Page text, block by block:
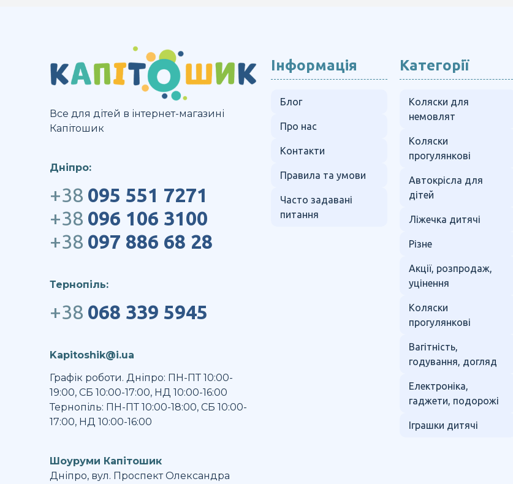
Все для дітей в інтернет-магазині
Капітошик
Дніпро:
+38 095 551 7271
+38 096 106 3100
+38 097 886 68 28
Тернопіль:
+38 068 339 5945
Kapitoshik@i.ua
Графік роботи. Дніпро: ПН-ПТ 10:00-
19:00, СБ 10:00-17:00, НД 10:00-16:00
Тернопіль: ПН-ПТ 10:00-18:00, СБ 10:00-
17:00, НД 10:00-16:00
Шоуруми Капітошик
Дніпро, вул. Проспект Олександра
Інформація
Блог
Про нас
Контакти
Правила та умови
Часто задавані
питання
Категорії
Коляски для
немовлят
Коляски
прогулянкові
Автокрісла для
дітей
Ліжечка дитячі
Різне
Акції, розпродаж,
уцінення
Коляски
прогулянкові
Вагітність,
годування, догляд
Електроніка,
гаджети, подорожі
Іграшки дитячі